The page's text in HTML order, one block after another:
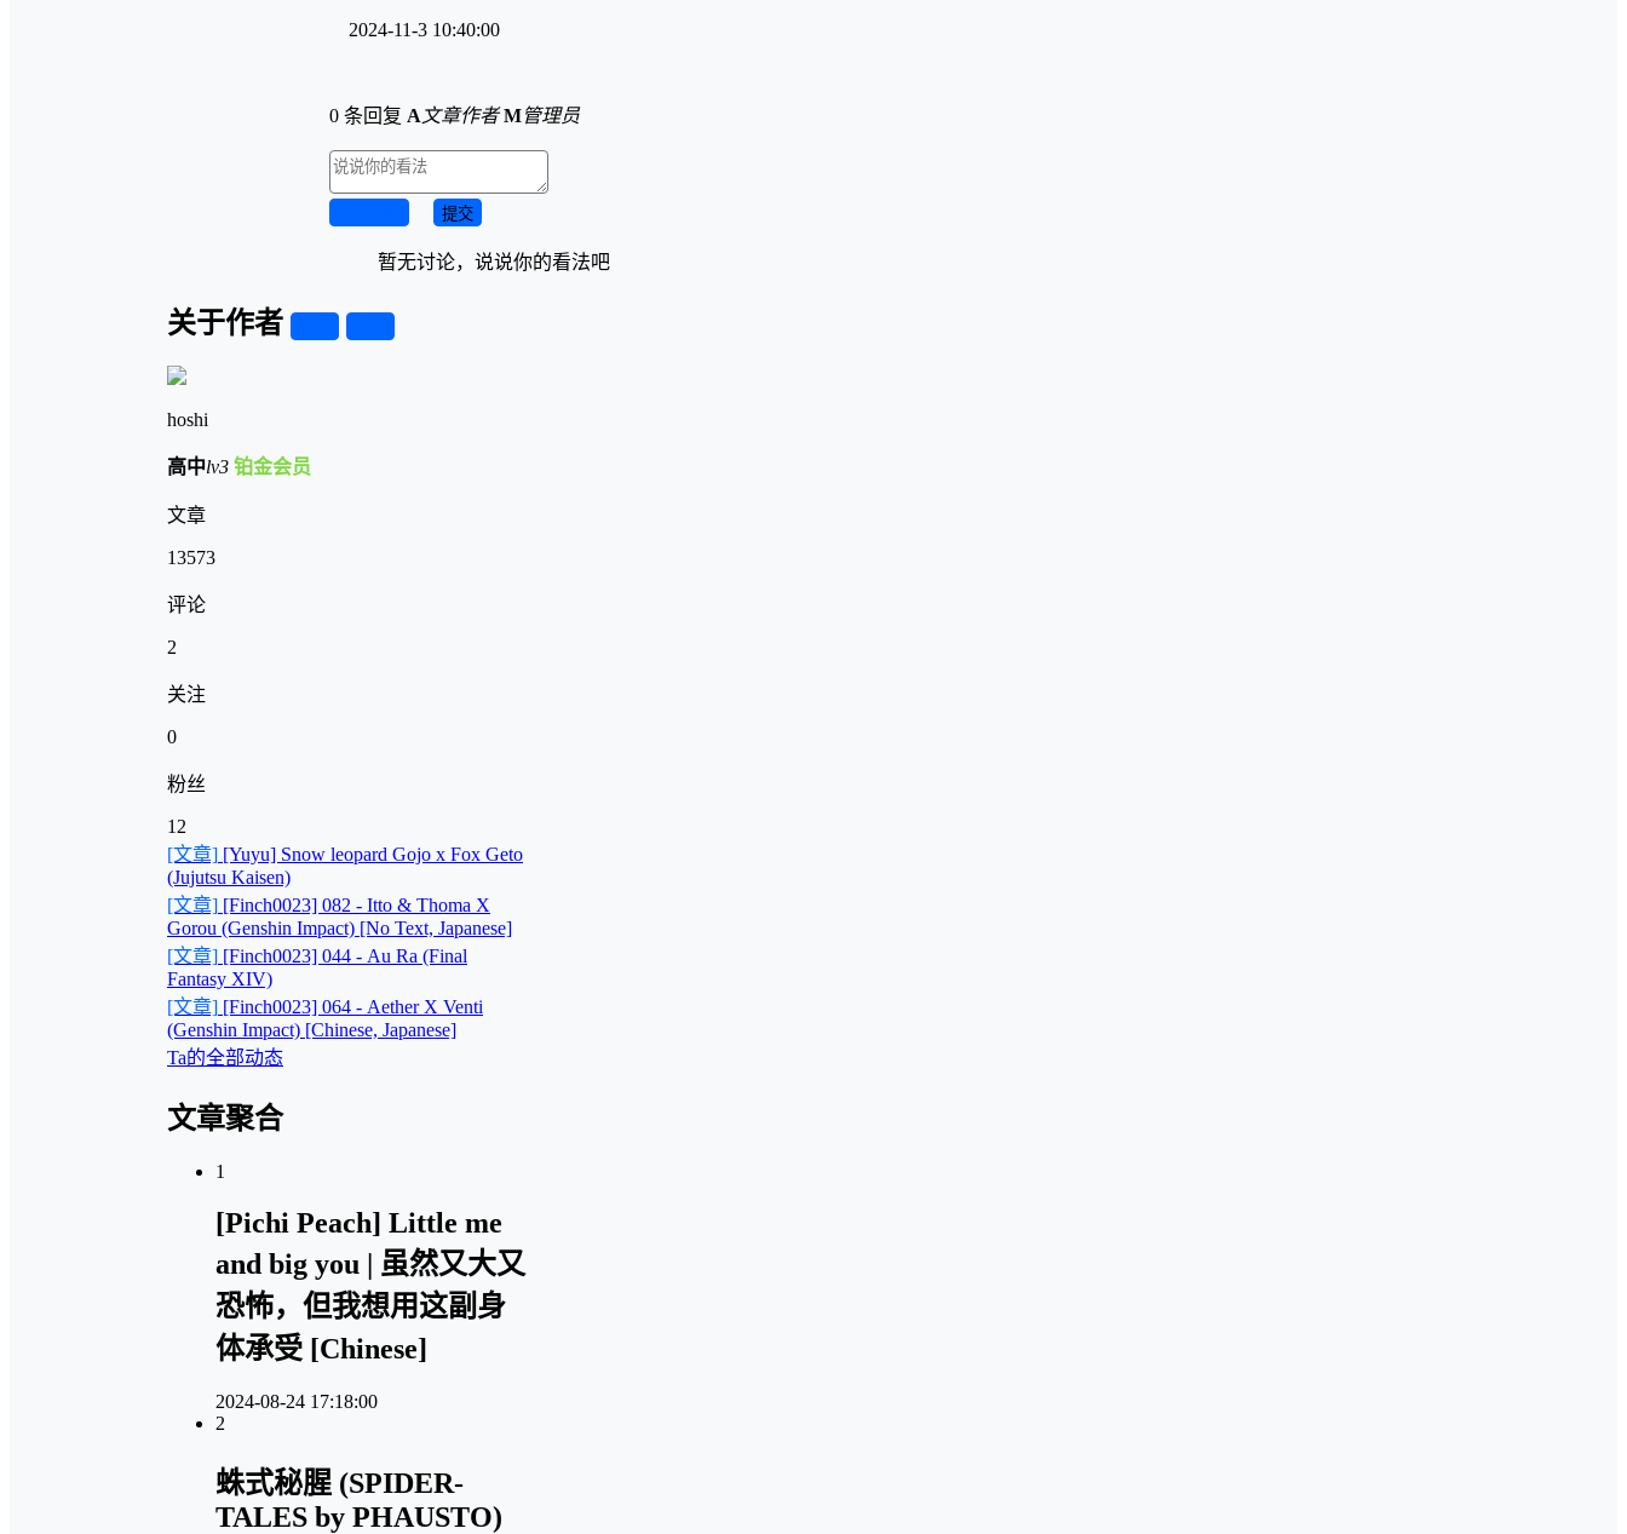
2024-11-3 10:40:00
0 条回复 A 文章作者 M管理员
提交
暂无讨论，说说你的看法吧
关于作者
hoshi
高中lv3 铂金会员
文章
13573
评论
2
关注
0
粉丝
12
[文章] [Yuyu] Snow leopard Gojo x Fox Geto
(Jujutsu Kaisen)
[文章] [Finch0023] 082 - Itto & Thoma X
Gorou (Genshin Impact) [No Text, Japanese]
[文章] [Finch0023] 044 - Au Ra (Final
Fantasy XIV)
[文章] [Finch0023] 064 - Aether X Venti
(Genshin Impact) [Chinese, Japanese]
Ta的全部动态
文章聚合
1
[Pichi Peach] Little me
and big you | 虽然又大又
恐怖，但我想用这副身
体承受 [Chinese]
2024-08-24 17:18:00
2
蛛式秘腥 (SPIDER-
TALES by PHAUSTO)